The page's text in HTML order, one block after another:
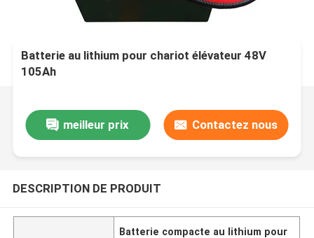
Batterie au lithium pour chariot élévateur 48V
105Ah
meilleur prix Contactez nous
DESCRIPTION DE PRODUIT
Batterie compacte au lithium pour